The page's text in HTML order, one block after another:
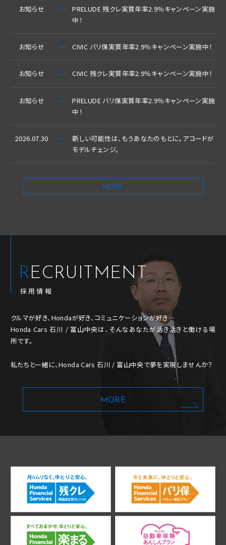
お知らせ
PRELUDE 残クレ実質年率2.9％キャンペーン実施
中！
お知らせ CIVIC バリ保実質年率2.9％キャンペーン実施中！
お知らせ CIVIC 残クレ実質年率2.9％キャンペーン実施中！
お知らせ
PRELUDE バリ保実質年率2.9％キャンペーン実施
中！
2026.07.30
新しい可能性は、もうあなたのもとに。アコードが
モデルチェンジ。
MORE
RECRUITMENT
採用情報
クルマが好き、Hondaが好き、コミュニケーションが好き―
Honda Cars 石川 / 富山中央は、そんなあなたが活き活きと働ける場
所です。
私たちと一緒に、Honda Cars 石川 / 富山中央で夢を実現しませんか？
MORE